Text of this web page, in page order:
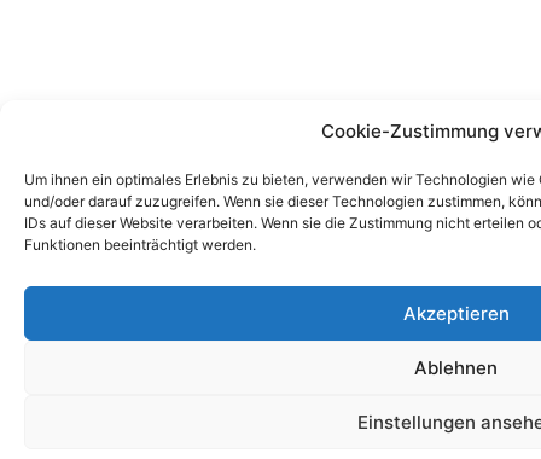
Cookie-Zustimmung
Um ihnen ein optimales Erlebnis zu bieten, verwenden wir Technologien
und/oder darauf zuzugreifen. Wenn sie dieser Technologien zustimmen,
IDs auf dieser Website verarbeiten. Wenn sie die Zustimmung nicht erteilen
Funktionen beeinträchtigt werden.
Akzeptieren
Ablehnen
Einstellungen